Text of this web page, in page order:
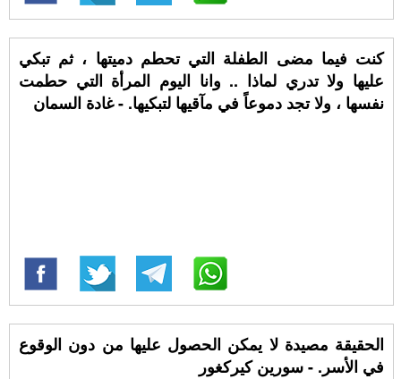
كنت فيما مضى الطفلة التي تحطم دميتها ، ثم تبكي
عليها ولا تدري لماذا .. وانا اليوم المرأة التي حطمت
نفسها ، ولا تجد دموعاً في مآقيها لتبكيها. - غادة السمان
الحقيقة مصيدة لا يمكن الحصول عليها من دون الوقوع
في الأسر. - سورين كيركغور